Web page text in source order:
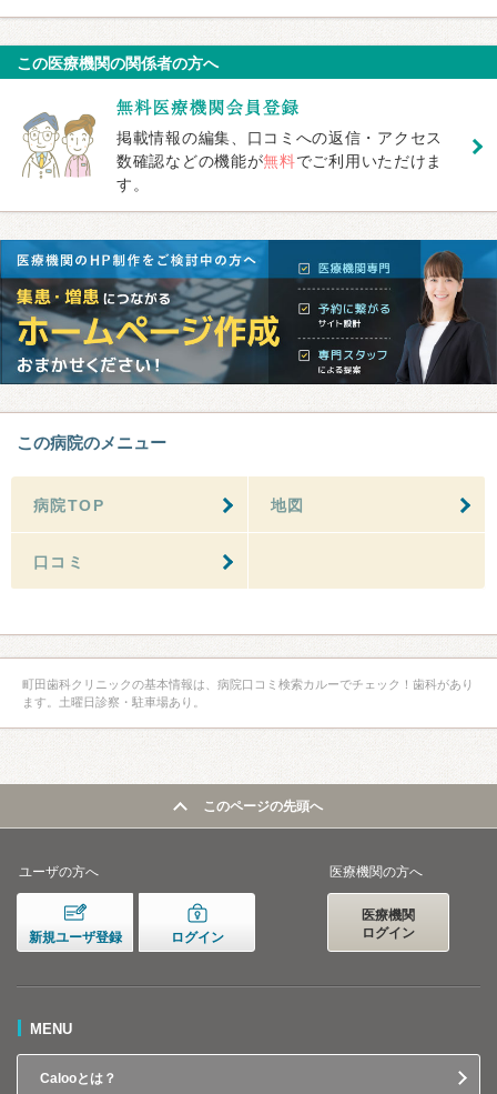
この医療機関の関係者の方へ
掲載情報の編集、口コミへの返信・アクセス
数確認などの機能が無料でご利用いただけま
す。
この病院のメニュー
病院TOP 地図
口コミ
町田歯科クリニックの基本情報は、病院口コミ検索カルーでチェック！歯科があり
ます。土曜日診察・駐車場あり。
このページの先頭へ
ユーザの方へ
新規ユーザ登録 ログイン
医療機関の方へ
医療機関
ログイン
MENU
Calooとは？